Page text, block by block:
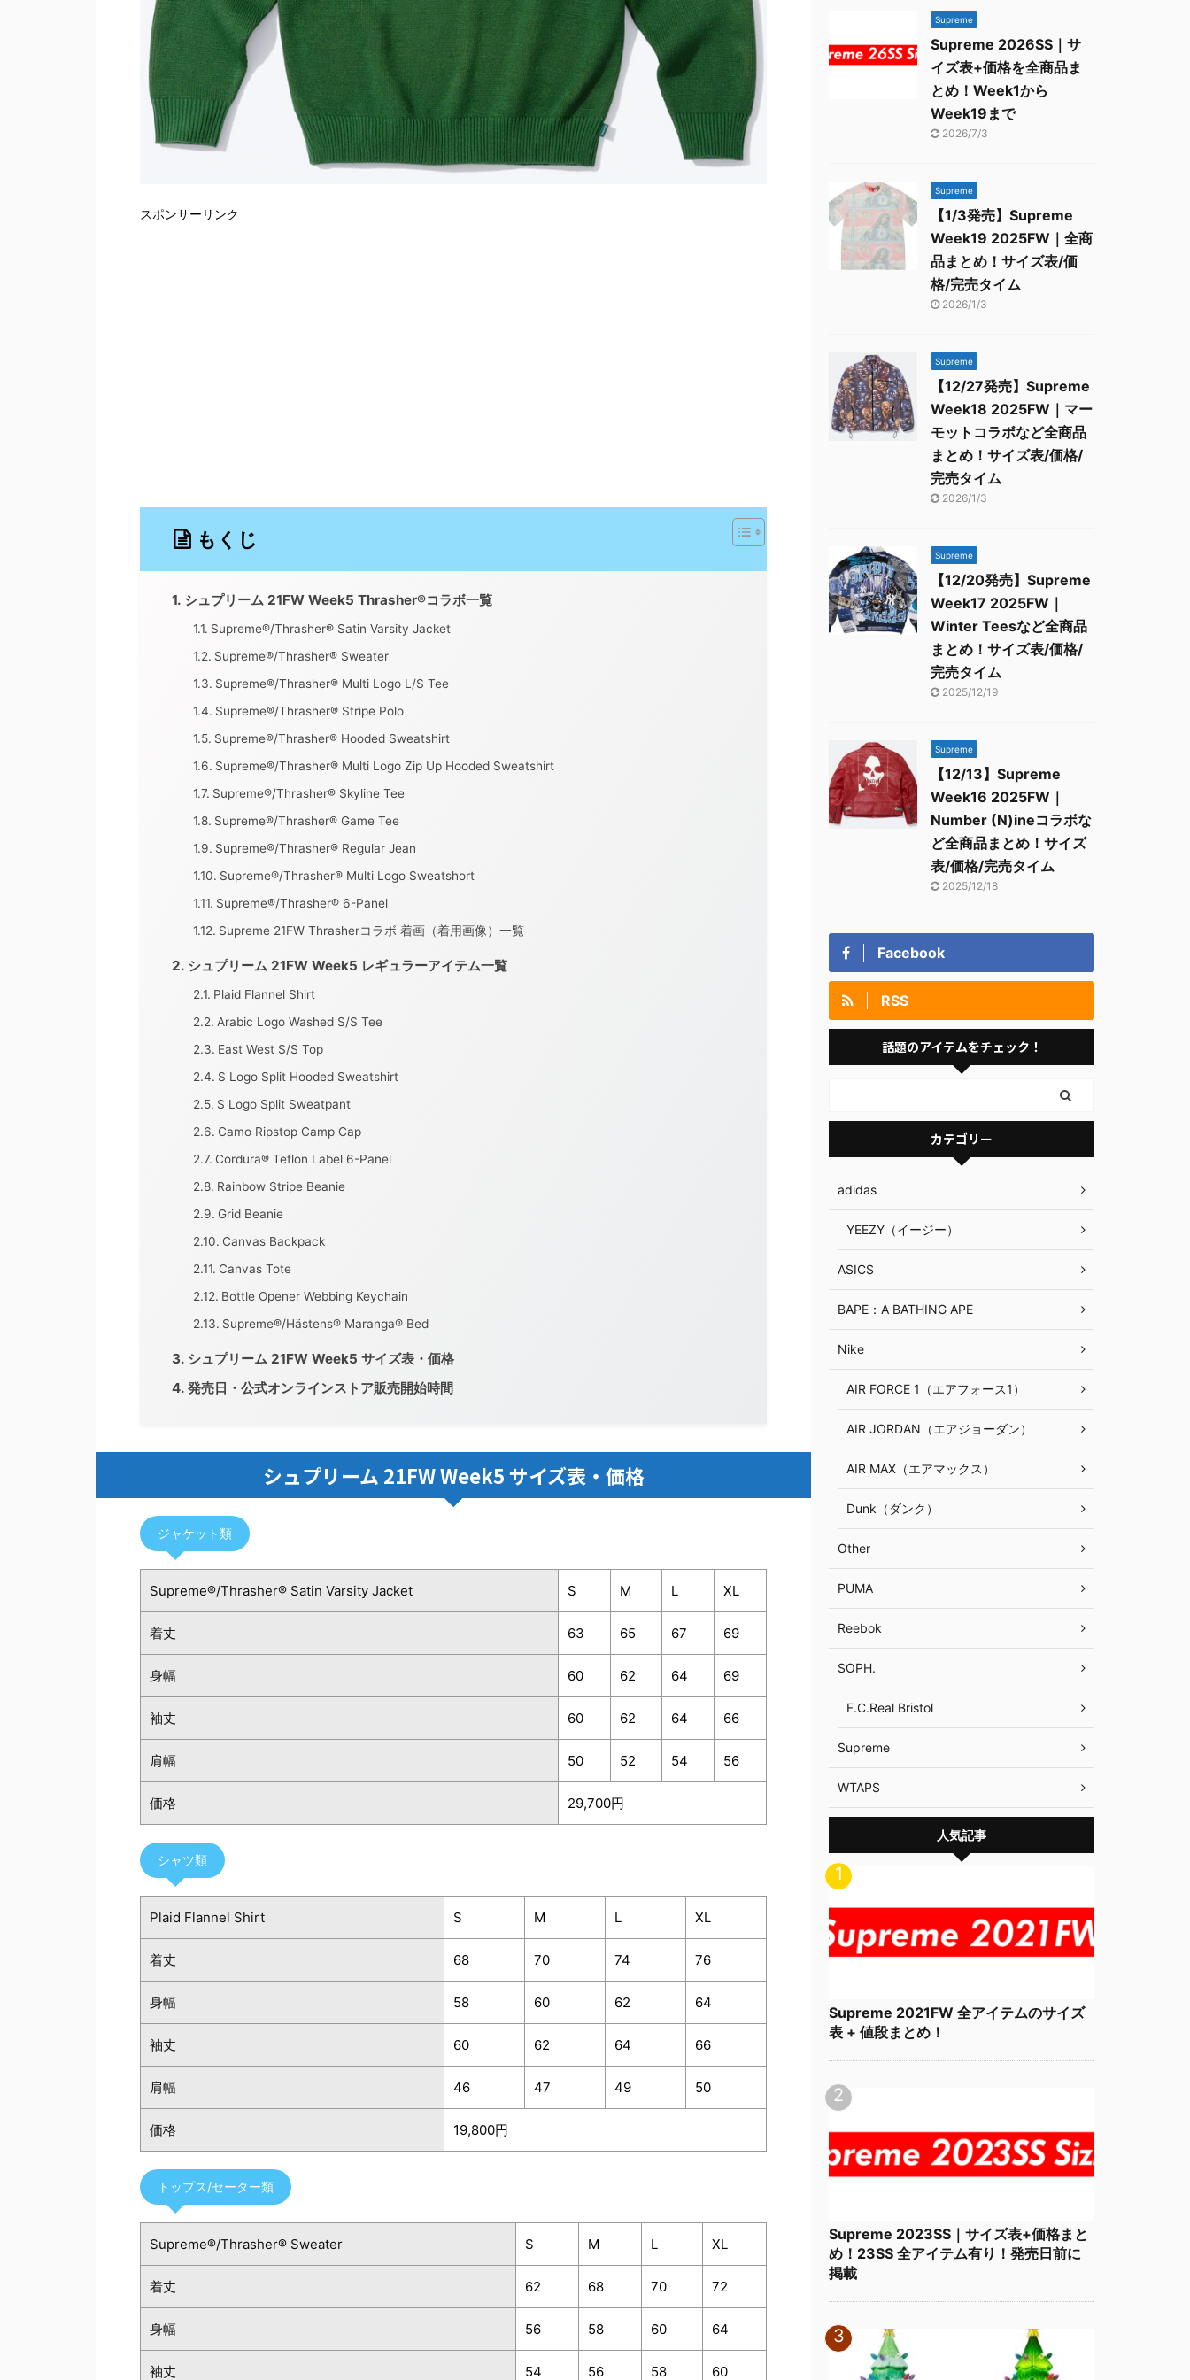
スポンサーリンク
もくじ
シュプリーム 21FW Week5 Thrasher®コラボ一覧
Supreme®/Thrasher® Satin Varsity Jacket
Supreme®/Thrasher® Sweater
Supreme®/Thrasher® Multi Logo L/S Tee
Supreme®/Thrasher® Stripe Polo
Supreme®/Thrasher® Hooded Sweatshirt
Supreme®/Thrasher® Multi Logo Zip Up Hooded Sweatshirt
Supreme®/Thrasher® Skyline Tee
Supreme®/Thrasher® Game Tee
Supreme®/Thrasher® Regular Jean
Supreme®/Thrasher® Multi Logo Sweatshort
Supreme®/Thrasher® 6-Panel
Supreme 21FW Thrasherコラボ 着画（着用画像）一覧
シュプリーム 21FW Week5 レギュラーアイテム一覧
Plaid Flannel Shirt
Arabic Logo Washed S/S Tee
East West S/S Top
S Logo Split Hooded Sweatshirt
S Logo Split Sweatpant
Camo Ripstop Camp Cap
Cordura® Teflon Label 6-Panel
Rainbow Stripe Beanie
Grid Beanie
Canvas Backpack
Canvas Tote
Bottle Opener Webbing Keychain
Supreme®/Hästens® Maranga® Bed
シュプリーム 21FW Week5 サイズ表・価格
発売日・公式オンラインストア販売開始時間
シュプリーム 21FW Week5 サイズ表・価格
ジャケット類
Supreme®/Thrasher® Satin Varsity Jacket S M L XL
着丈 63 65 67 69
身幅 60 62 64 69
袖丈 60 62 64 66
肩幅 50 52 54 56
価格 29,700円
シャツ類
Plaid Flannel Shirt S M L XL
着丈 68 70 74 76
身幅 58 60 62 64
袖丈 60 62 64 66
肩幅 46 47 49 50
価格 19,800円
トップス/セーター類
Supreme®/Thrasher® Sweater S M L XL
着丈 62 68 70 72
身幅 56 58 60 64
袖丈 54 56 58 60
Supreme
Supreme 2026SS｜サ
イズ表+価格を全商品ま
とめ！Week1から
Week19まで
2026/7/3
Supreme
【1/3発売】Supreme
Week19 2025FW｜全商
品まとめ！サイズ表/価
格/完売タイム
2026/1/3
Supreme
【12/27発売】Supreme
Week18 2025FW｜マー
モットコラボなど全商品
まとめ！サイズ表/価格/
完売タイム
2026/1/3
Supreme
【12/20発売】Supreme
Week17 2025FW｜
Winter Teesなど全商品
まとめ！サイズ表/価格/
完売タイム
2025/12/19
Supreme
【12/13】Supreme
Week16 2025FW｜
Number (N)ineコラボな
ど全商品まとめ！サイズ
表/価格/完売タイム
2025/12/18
Facebook
RSS
話題のアイテムをチェック！
カテゴリー
adidas
YEEZY（イージー）
ASICS
BAPE：A BATHING APE
Nike
AIR FORCE 1（エアフォース1）
AIR JORDAN（エアジョーダン）
AIR MAX（エアマックス）
Dunk（ダンク）
Other
PUMA
Reebok
SOPH.
F.C.Real Bristol
Supreme
WTAPS
人気記事
Supreme 2021FW 全アイテムのサイズ
表 + 値段まとめ！
Supreme 2023SS｜サイズ表+価格まと
め！23SS 全アイテム有り！発売日前に
掲載